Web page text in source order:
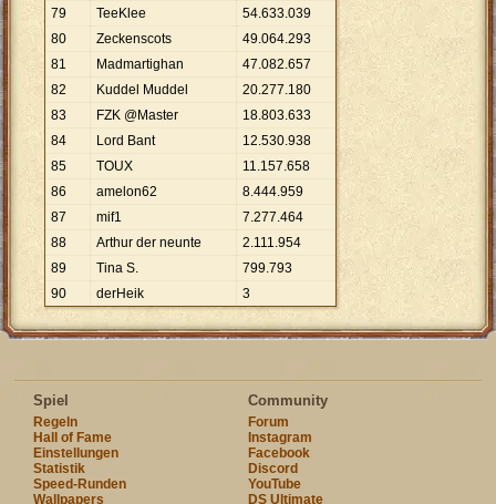
79
TeeKlee 54.633.039
80
Zeckenscots 49.064.293
81
Madmartighan 47.082.657
82
Kuddel Muddel 20.277.180
83
FZK @Master 18.803.633
84
Lord Bant 12.530.938
85
TOUX 11.157.658
86
amelon62 8.444.959
87
mif1 7.277.464
88
Arthur der neunte 2.111.954
89
Tina S. 799.793
90
derHeik 3
Spiel
Regeln
Hall of Fame
Einstellungen
Statistik
Speed-Runden
Wallpapers
Community
Forum
Instagram
Facebook
Discord
YouTube
DS Ultimate